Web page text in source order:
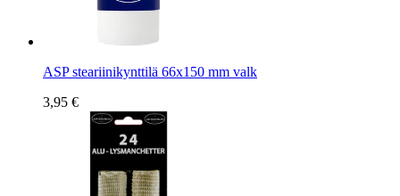
ASP steariinikynttilä 66x150 mm valk
3,95 €